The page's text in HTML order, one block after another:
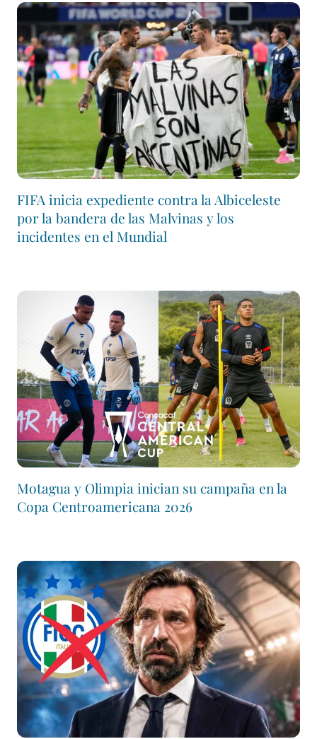
FIFA inicia expediente contra la Albiceleste
por la bandera de las Malvinas y los
incidentes en el Mundial
Motagua y Olimpia inician su campaña en la
Copa Centroamericana 2026